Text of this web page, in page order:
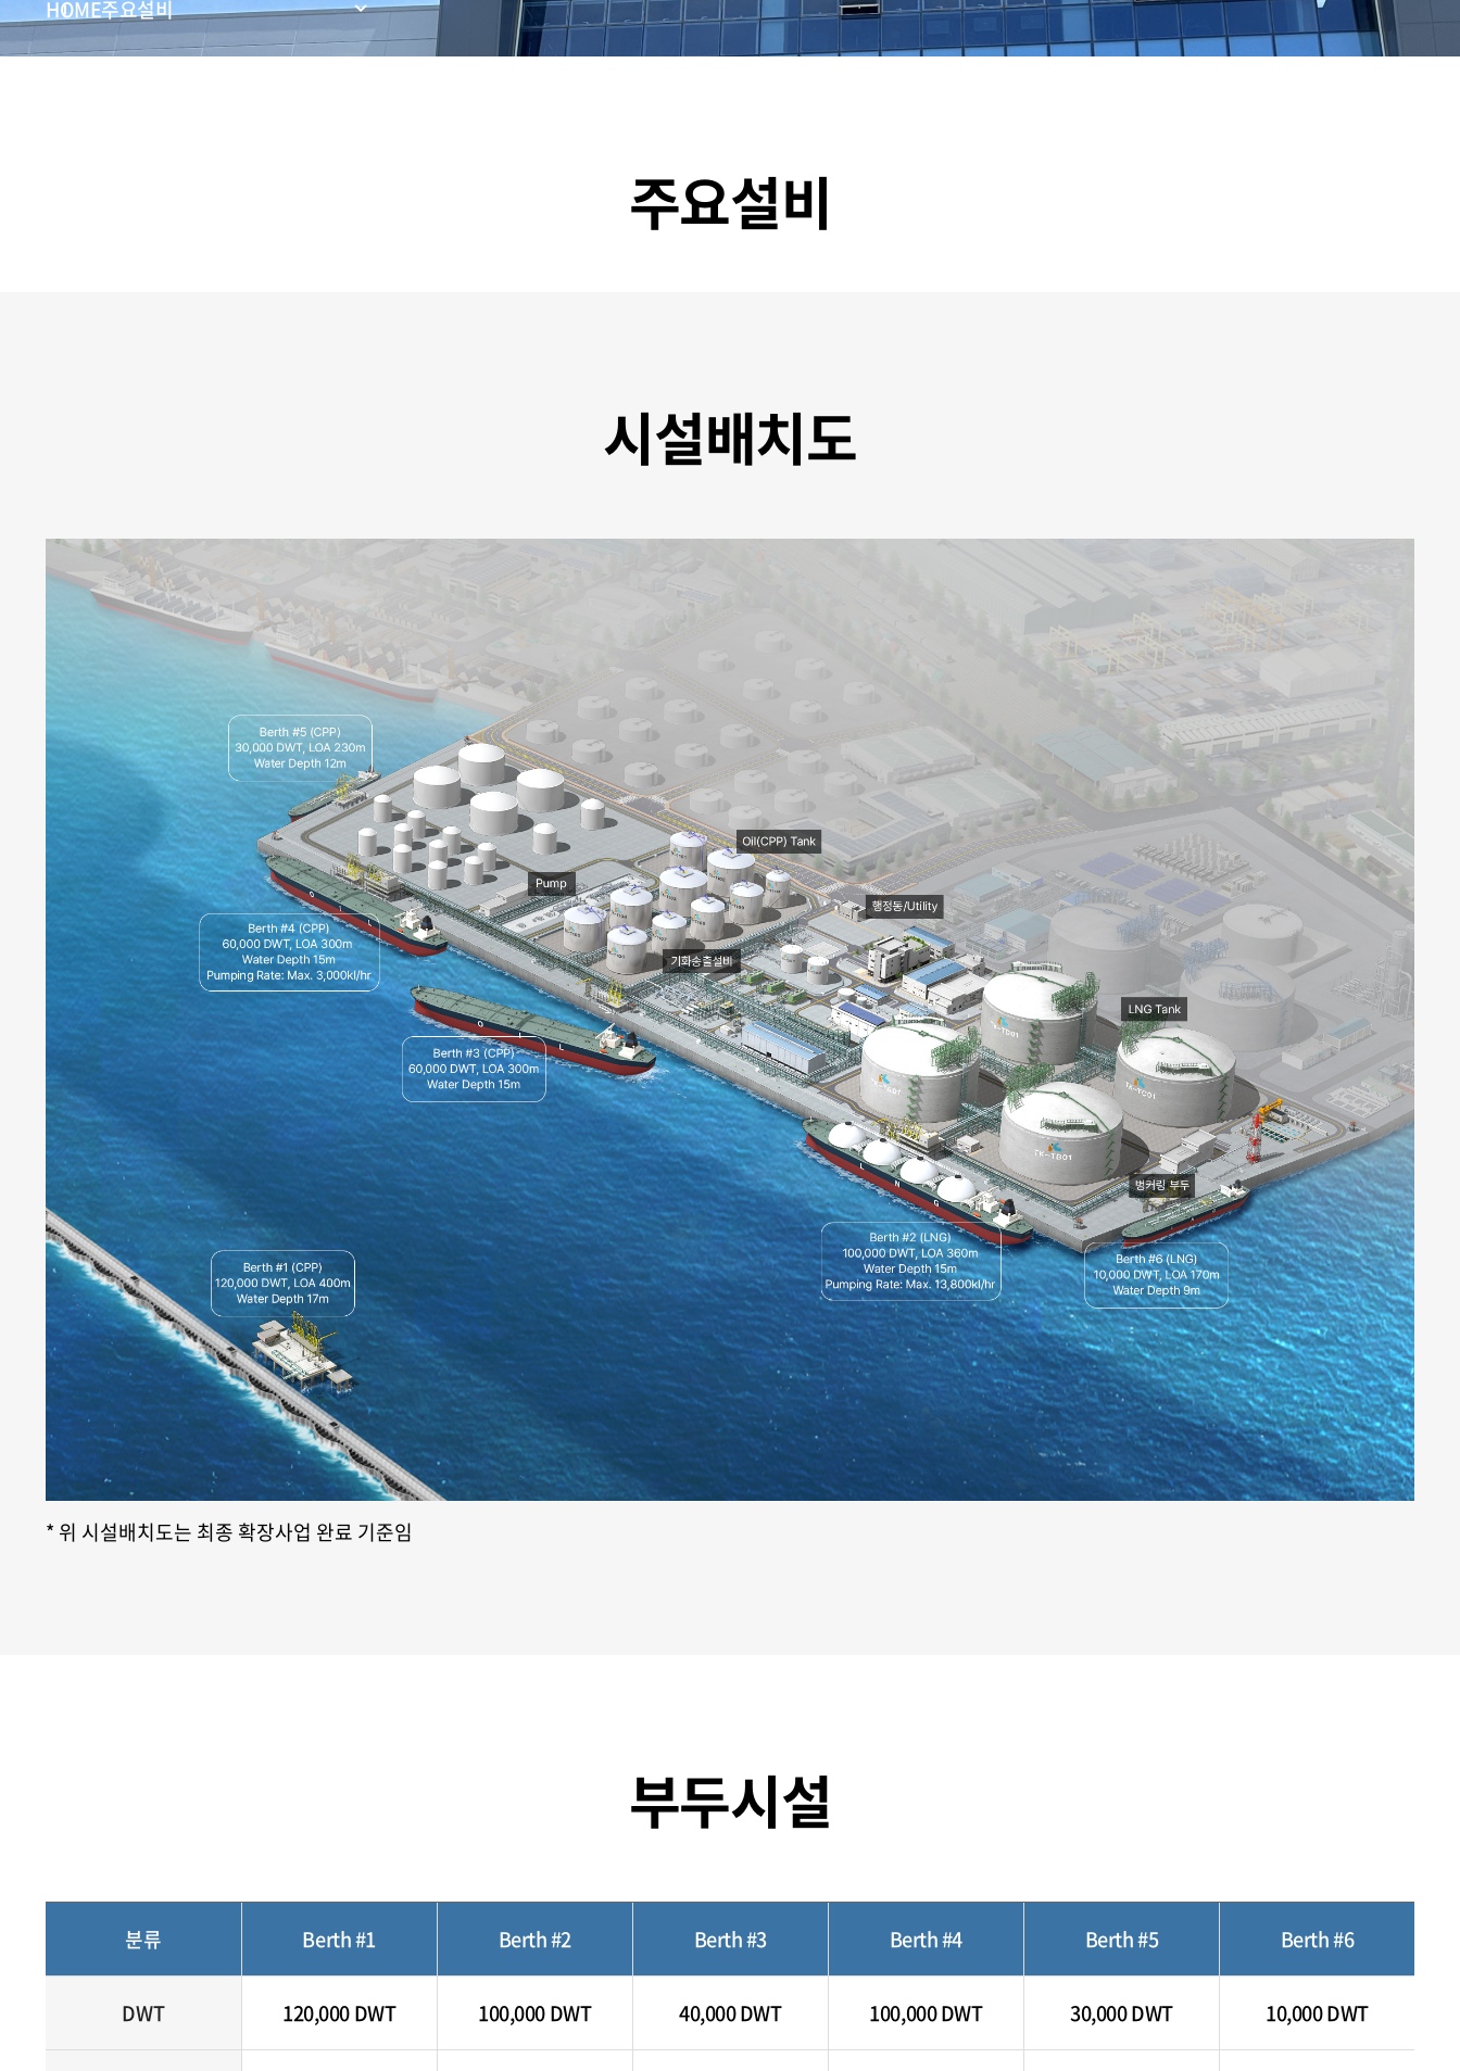
HOME주요설비
주요설비
시설배치도
* 위 시설배치도는 최종 확장사업 완료 기준임
부두시설
분류 Berth #1 Berth #2 Berth #3 Berth #4 Berth #5 Berth #6
DWT 120,000 DWT 100,000 DWT 40,000 DWT 100,000 DWT 30,000 DWT 10,000 DWT